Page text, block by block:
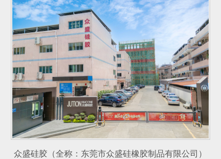
众盛硅胶（全称：东莞市众盛硅橡胶制品有限公司）